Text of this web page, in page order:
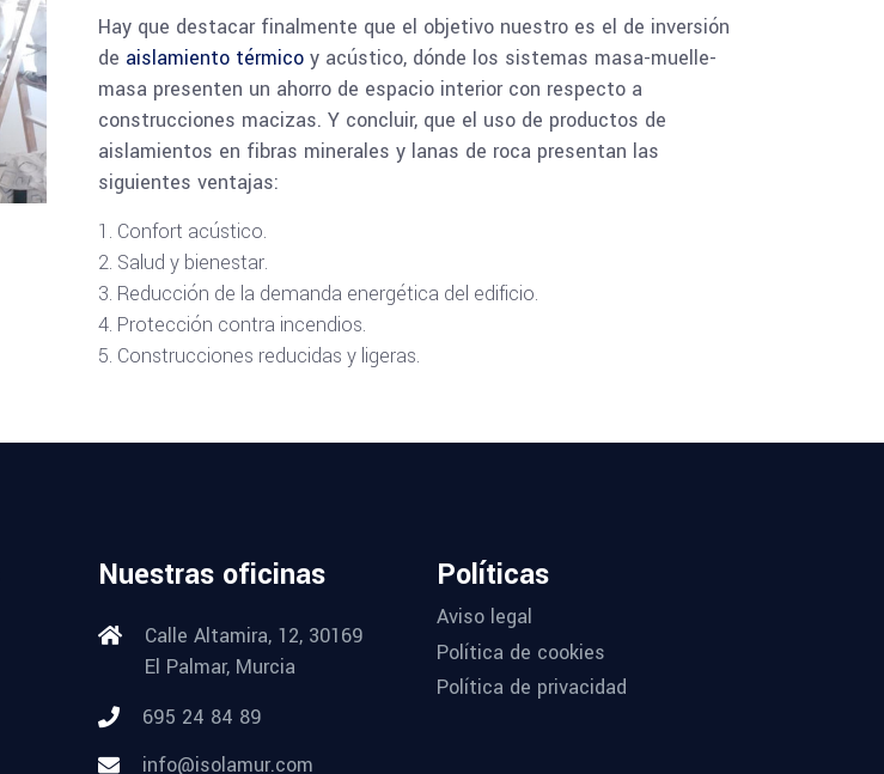
Hay que destacar finalmente que el objetivo nuestro es el de inversión
de aislamiento térmico y acústico, dónde los sistemas masa-muelle-
masa presenten un ahorro de espacio interior con respecto a
construcciones macizas. Y concluir, que el uso de productos de
aislamientos en fibras minerales y lanas de roca presentan las
siguientes ventajas:
Confort acústico.
Salud y bienestar.
Reducción de la demanda energética del edificio.
Protección contra incendios.
Construcciones reducidas y ligeras.
Nuestras oficinas
Calle Altamira, 12, 30169
El Palmar, Murcia
695 24 84 89
info@isolamur.com
Políticas
Aviso legal
Política de cookies
Política de privacidad